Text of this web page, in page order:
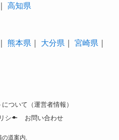
｜ 高知県
｜ 熊本県 ｜ 大分県 ｜ 宮崎県 ｜
ついて（運営者情報）
シー
お問い合わせ
道案内.